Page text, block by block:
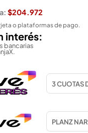
$204.972
o plataformas de pago.
interés:
bancarias